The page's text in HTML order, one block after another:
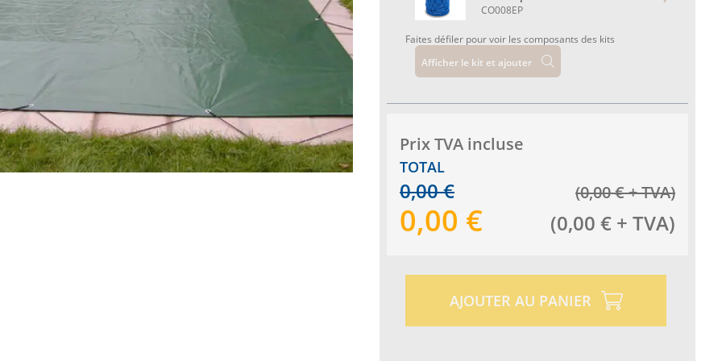
CO008EP
Faites défiler pour voir les composants des kits
Afficher le kit et ajouter
Prix ​​TVA incluse
TOTAL
0,00€ (0,00€+ TVA)
0,00 € (0,00 € + TVA)
AJOUTER AU PANIER